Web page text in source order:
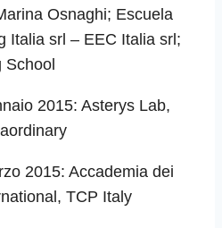
Osnaghi; Escuela
Italia srl – EEC Italia srl;
School
2015: Asterys Lab,
2015: Accademia dei
TCP Italy